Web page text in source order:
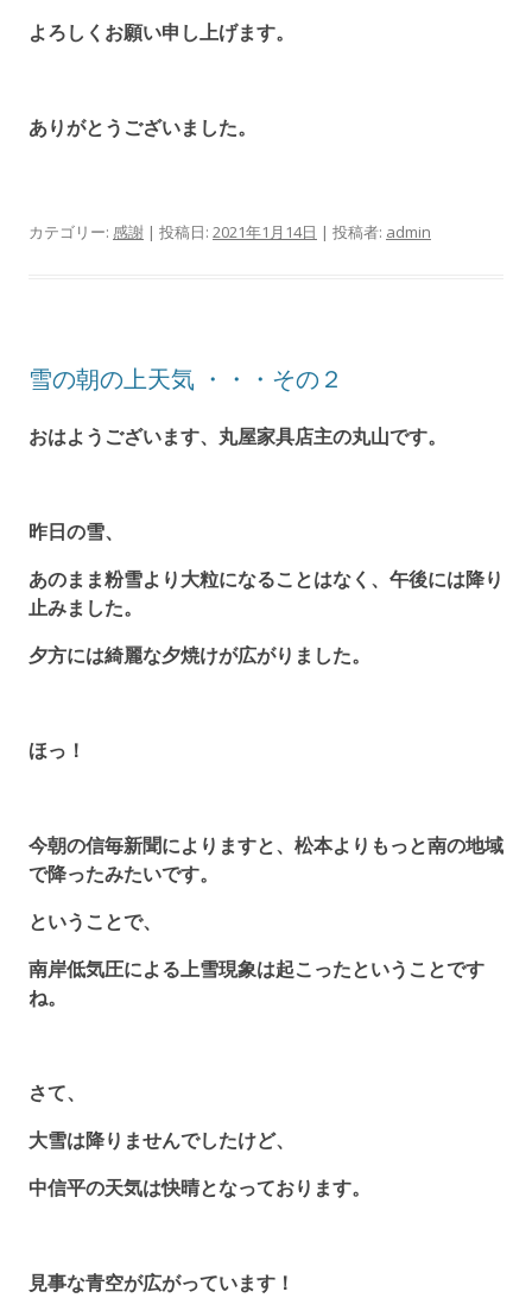
よろしくお願い申し上げます。
ありがとうございました。
カテゴリー: 感謝 | 投稿日: 2021年1月14日 | 投稿者: admin
雪の朝の上天気 ・・・その２
おはようございます、丸屋家具店主の丸山です。
昨日の雪、
あのまま粉雪より大粒になることはなく、午後には降り
止みました。
夕方には綺麗な夕焼けが広がりました。
ほっ！
今朝の信毎新聞によりますと、松本よりもっと南の地域
で降ったみたいです。
ということで、
南岸低気圧による上雪現象は起こったということです
ね。
さて、
大雪は降りませんでしたけど、
中信平の天気は快晴となっております。
見事な青空が広がっています！